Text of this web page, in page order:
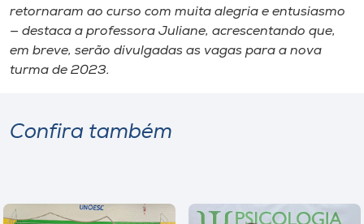
retornaram ao curso com muita alegria e entusiasmo
— destaca a professora Juliane, acrescentando que,
em breve, serão divulgadas as vagas para a nova
turma de 2023.
Confira também